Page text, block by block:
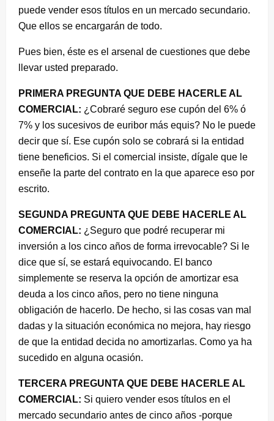
puede vender esos títulos en un mercado secundario.
Que ellos se encargarán de todo.
Pues bien, éste es el arsenal de cuestiones que debe
llevar usted preparado.
PRIMERA PREGUNTA QUE DEBE HACERLE AL
COMERCIAL: ¿Cobraré seguro ese cupón del 6% ó
7% y los sucesivos de euribor más equis? No le puede
decir que sí. Ese cupón solo se cobrará si la entidad
tiene beneficios. Si el comercial insiste, dígale que le
enseñe la parte del contrato en la que aparece eso por
escrito.
SEGUNDA PREGUNTA QUE DEBE HACERLE AL
COMERCIAL: ¿Seguro que podré recuperar mi
inversión a los cinco años de forma irrevocable? Si le
dice que sí, se estará equivocando. El banco
simplemente se reserva la opción de amortizar esa
deuda a los cinco años, pero no tiene ninguna
obligación de hacerlo. De hecho, si las cosas van mal
dadas y la situación económica no mejora, hay riesgo
de que la entidad decida no amortizarlas. Como ya ha
sucedido en alguna ocasión.
TERCERA PREGUNTA QUE DEBE HACERLE AL
COMERCIAL: Si quiero vender esos títulos en el
mercado secundario antes de cinco años -porque